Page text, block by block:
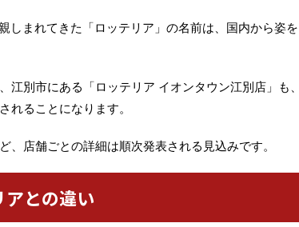
しまれてきた「ロッテリア」の名前は、国内から姿を
江別市にある「ロッテリア イオンタウン江別店」も、
れることになります。
、店舗ごとの詳細は順次発表される見込みです。
との違い